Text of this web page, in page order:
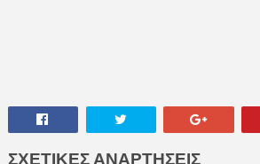
ΣΧΕΤΙΚΕΣ ΑΝΑΡΤΗΣΕΙΣ